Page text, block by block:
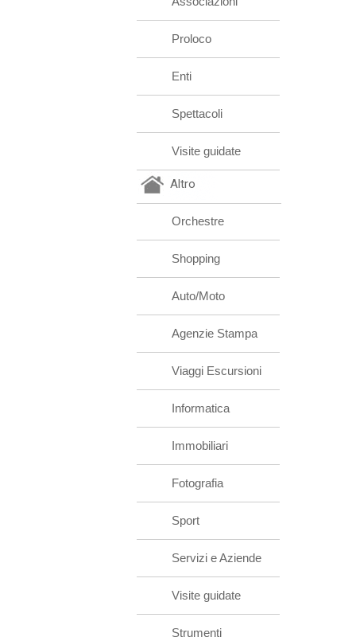
Proloco
Enti
Spettacoli
Visite guidate
Altro
Orchestre
Shopping
Auto/Moto
Agenzie Stampa
Viaggi Escursioni
Informatica
Immobiliari
Fotografia
Sport
Servizi e Aziende
Visite guidate
Strumenti